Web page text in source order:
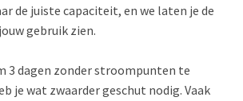
de juiste capaciteit, en we laten je de
gebruik zien.
3 dagen zonder stroompunten te
je wat zwaarder geschut nodig. Vaak